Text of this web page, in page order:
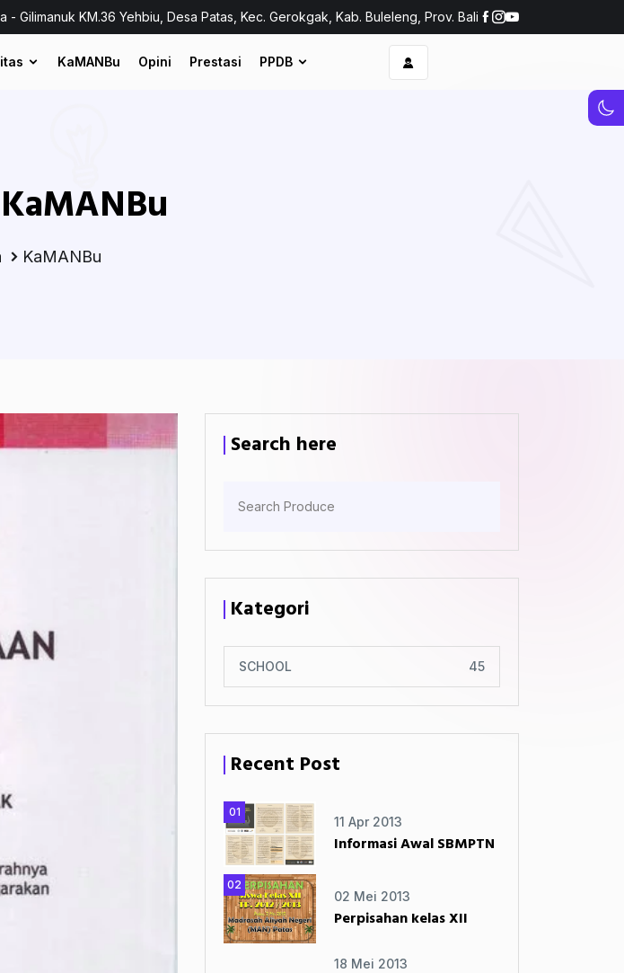
- Gilimanuk KM.36 Yehbiu, Desa Patas, Kec. Gerokgak, Kab. Buleleng, Prov. Bali
KaMANBu Opini Prestasi PPDB
KaMANBu
Search here
Kategori
SCHOOL 45
Recent Post
01
11 Apr 2013
Informasi Awal SBMPTN
02
02 Mei 2013
Perpisahan kelas XII
18 Mei 2013